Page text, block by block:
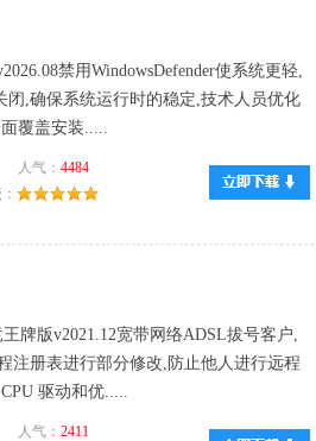
禁用WindowsDefender使系统更轻,
闭,确保系统运行时的稳定,技术人员优化
覆盖安装.....
人气： 4484
牌版v2021.12宽带网络ADSL拔号客户,
注册表进行部分修改,防止他人进行远程
驱动和优.....
人气： 2411